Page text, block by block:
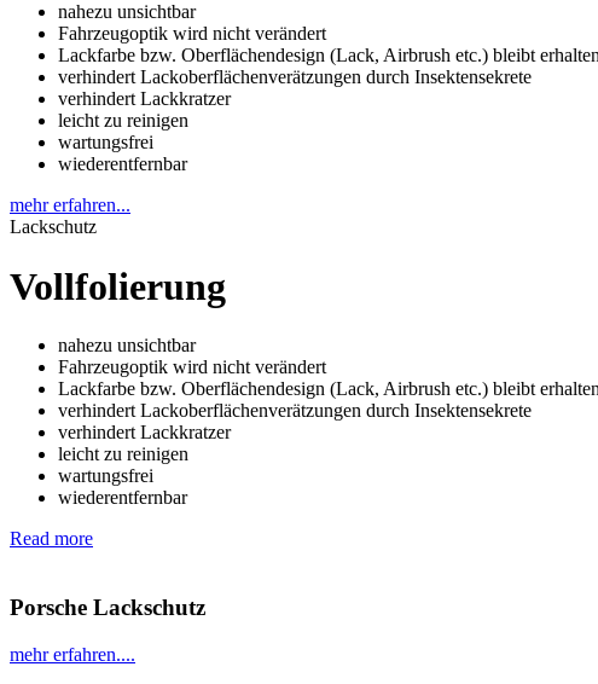
nahezu unsichtbar
Fahrzeugoptik wird nicht verändert
Lackfarbe bzw. Oberflächendesign (Lack, Airbrush etc.) bleibt erhalten
verhindert Lackoberflächenverätzungen durch Insektensekrete
verhindert Lackkratzer
leicht zu reinigen
wartungsfrei
wiederentfernbar
mehr erfahren...
Lackschutz
Vollfolierung
nahezu unsichtbar
Fahrzeugoptik wird nicht verändert
Lackfarbe bzw. Oberflächendesign (Lack, Airbrush etc.) bleibt erhalten
verhindert Lackoberflächenverätzungen durch Insektensekrete
verhindert Lackkratzer
leicht zu reinigen
wartungsfrei
wiederentfernbar
Read more
Porsche Lackschutz
mehr erfahren....